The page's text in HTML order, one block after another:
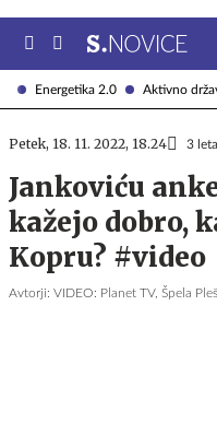
Energetika 2.0 Aktivno
Petek, 18. 11. 2022, 18.24 3
Jankoviću
kažejo dobro,
Kopru? #video
Avtorji: VIDEO: Planet TV, Špela